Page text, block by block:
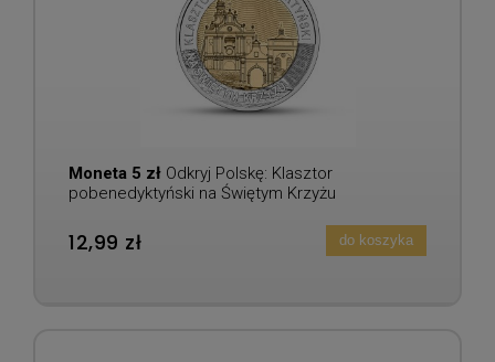
Moneta 5 zł Odkryj Polskę: Klasztor
pobenedyktyński na Świętym Krzyżu
12,99 zł do koszyka